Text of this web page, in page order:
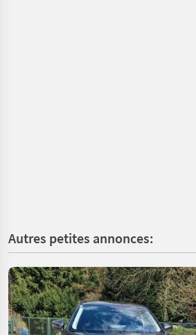
Autres petites annonces: